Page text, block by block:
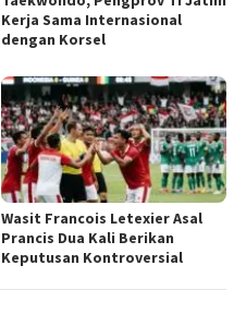
Kerja Sama Internasional
dengan Korsel
Wasit Francois Letexier Asal
Prancis Dua Kali Berikan
Keputusan Kontroversial